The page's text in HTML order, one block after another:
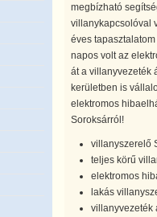
megbízható
villanykapcsolóval
éves
napos volt az
át a villanyvezeték
kerületben is
elektromos
Soroksárról!
villanyszerelő
teljes körű
elektromos
lakás
villanyvezeték